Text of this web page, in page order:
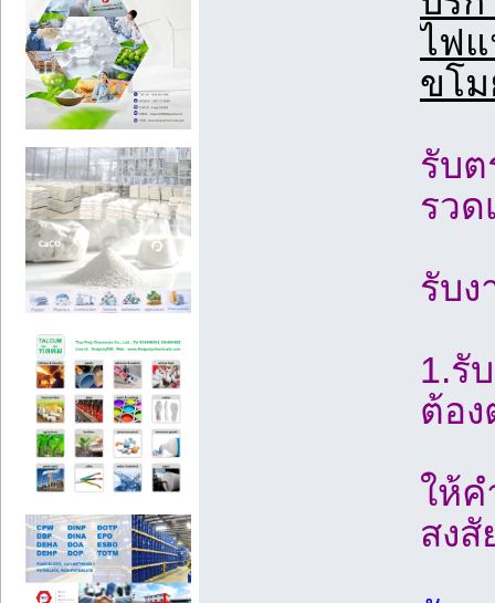
ไฟแ
ขโ
รับ
รวด
รับ
1.รั
ต้อ
ให้
สงสั